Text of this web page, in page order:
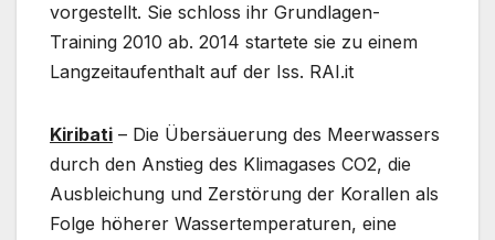
vorgestellt. Sie schloss ihr Grundlagen-
Training 2010 ab. 2014 startete sie zu einem
Langzeitaufenthalt auf der Iss. RAI.it
Kiribati – Die Übersäuerung des Meerwassers
durch den Anstieg des Klimagases CO2, die
Ausbleichung und Zerstörung der Korallen als
Folge höherer Wassertemperaturen, eine